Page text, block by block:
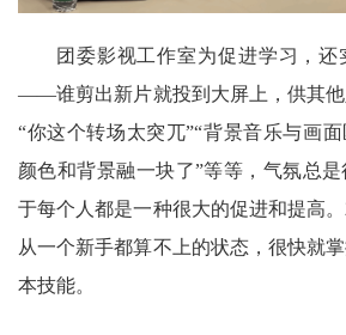
团委影视工作室为促进学习，还
——谁剪出新片就投到大屏上，供其他
“你这个转场太突兀”“背景音乐与画
颜色和背景融一块了”等等，气氛总
于每个人都是一种很大的促进和提高
从一个新手都算不上的状态，很快就
本技能。